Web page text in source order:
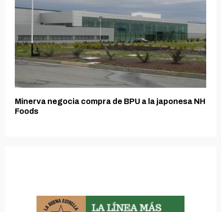
Minerva negocia compra de BPU a la japonesa NH
Foods